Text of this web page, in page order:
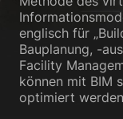
englisch für
Bauplanung, -
Facility
können mit BIM
optimiert